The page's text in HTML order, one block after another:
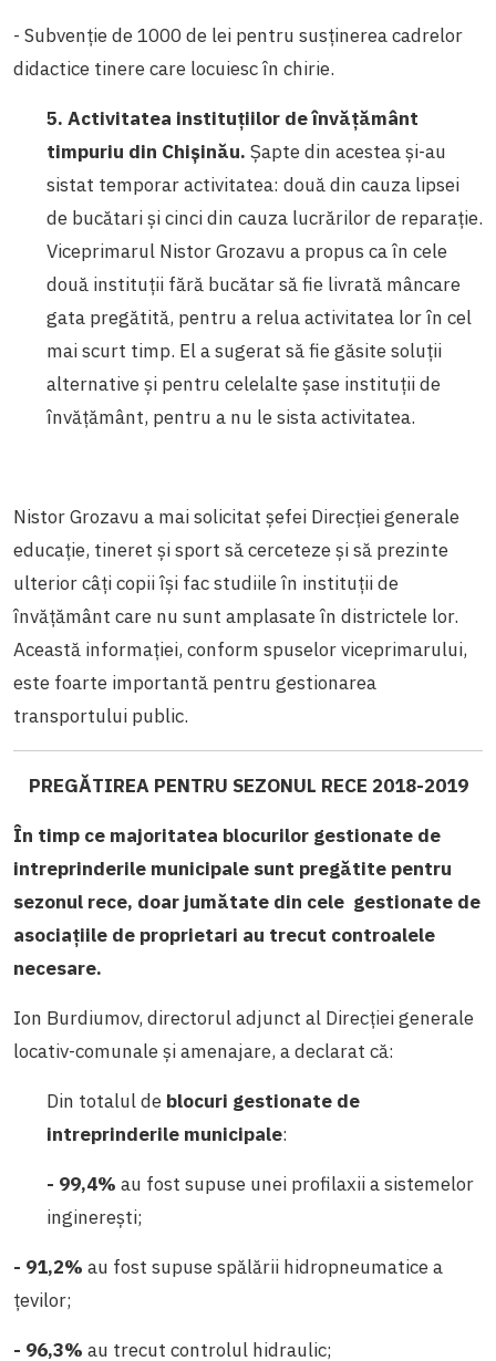
- Subvenție de 1000 de lei pentru susținerea cadrelor
didactice tinere care locuiesc în chirie.
5. Activitatea instituțiilor de învățământ
timpuriu din Chișinău. Șapte din acestea și-au
sistat temporar activitatea: două din cauza lipsei
de bucătari și cinci din cauza lucrărilor de reparație.
Viceprimarul Nistor Grozavu a propus ca în cele
două instituții fără bucătar să fie livrată mâncare
gata pregătită, pentru a relua activitatea lor în cel
mai scurt timp. El a sugerat să fie găsite soluții
alternative și pentru celelalte șase instituții de
învățământ, pentru a nu le sista activitatea.
Nistor Grozavu a mai solicitat șefei Direcției generale
educație, tineret și sport să cerceteze și să prezinte
ulterior câți copii își fac studiile în instituții de
învățământ care nu sunt amplasate în districtele lor.
Această informației, conform spuselor viceprimarului,
este foarte importantă pentru gestionarea
transportului public.
PREGĂTIREA PENTRU SEZONUL RECE 2018-2019
În timp ce majoritatea blocurilor gestionate de
intreprinderile municipale sunt pregătite pentru
sezonul rece, doar jumătate din cele gestionate de
asociațiile de proprietari au trecut controalele
necesare.
Ion Burdiumov, directorul adjunct al Direcției generale
locativ-comunale și amenajare, a declarat că:
Din totalul de blocuri gestionate de
intreprinderile municipale:
- 99,4% au fost supuse unei profilaxii a sistemelor
inginerești;
- 91,2% au fost supuse spălării hidropneumatice a
țevilor;
- 96,3% au trecut controlul hidraulic;